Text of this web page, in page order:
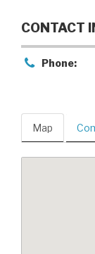
CONTACT
Phone:
Map